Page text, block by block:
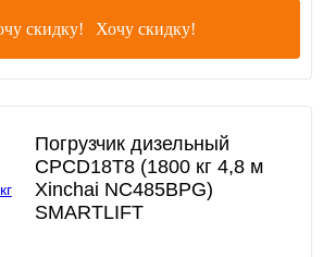
Хочу скидку!
Погрузчик дизельный
CPCD18T8 (1800 кг 4,8 м
Xinchai NC485BPG)
SMARTLIFT